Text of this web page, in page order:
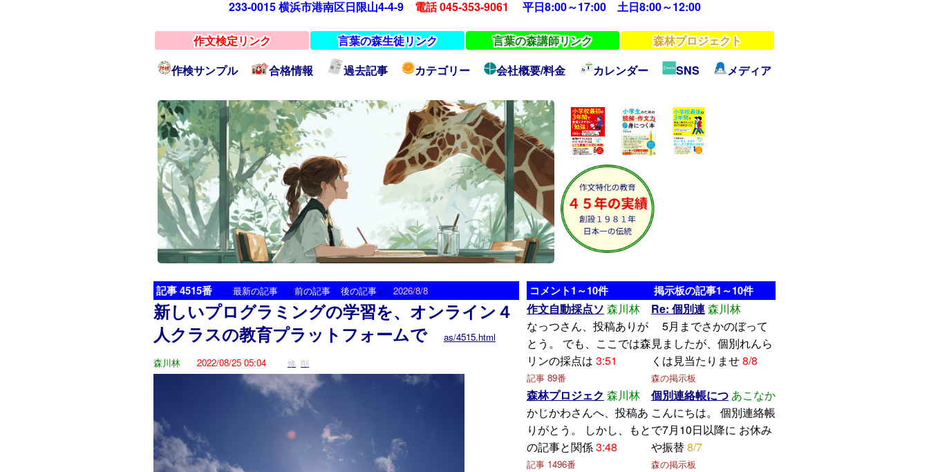
233-0015 横浜市港南区日限山4-4-9 電話 045-353-9061 平日8:00～17:00 土日8:00～12:00
作文検定リンク 言葉の森生徒リンク 言葉の森講師リンク
森林プロジェクト
作検サンプル
合格情報 過去記事 カテゴリー 会社概要/料金 カレンダー SNS メディア
記事 4515番 最新の記事 <前の記事 後の記事> 2026/8/8
新しいプログラミングの学習を、オンライン４
人クラスの教育プラットフォームで
as/4515.html
森川林
2022/08/25 05:04 修 削
コメント1～10件
作文自動採点ソ 森川林
なっつさん、投稿ありが
とう。 でも、ここでは森
リンの採点は 3:51
記事 89番
森林プロジェク 森川林
かじかわさんへ、投稿あ
りがとう。 しかし、もと
の記事と関係3:48
記事 1496番
掲示板の記事1～10件
Re: 個別連森川林
5月までさかのぼって
見ましたが、個別れんら
くは見当たりませ8/8
森の掲示板
個別連絡帳につ あこなか
こんにちは。 個別連絡帳
で7月10日以降に お休み
や振替8/7
森の掲示板